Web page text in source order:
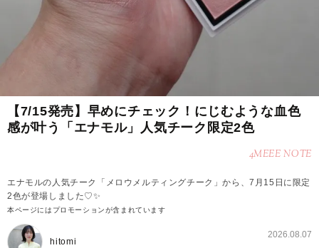
【7/15発売】早めにチェック！にじむような血色
感が叶う「エナモル」人気チーク限定2色
4MEEE NOTE
エナモルの人気チーク「メロウメルティングチーク」から、7月15日に限定
2色が登場しました♡✨
本ページにはプロモーションが含まれています
hitomi
2026.08.07